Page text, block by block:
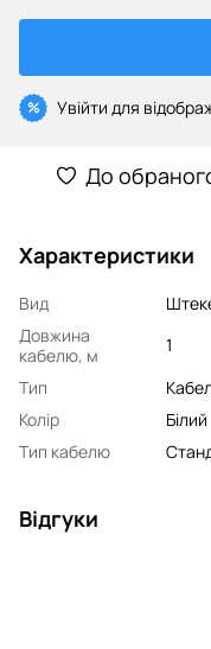
% Увійти для
До
Характеристики
Вид
Довжина
кабелю, м
1
Тип
Колір
Білий
Тип кабелю
Відгуки